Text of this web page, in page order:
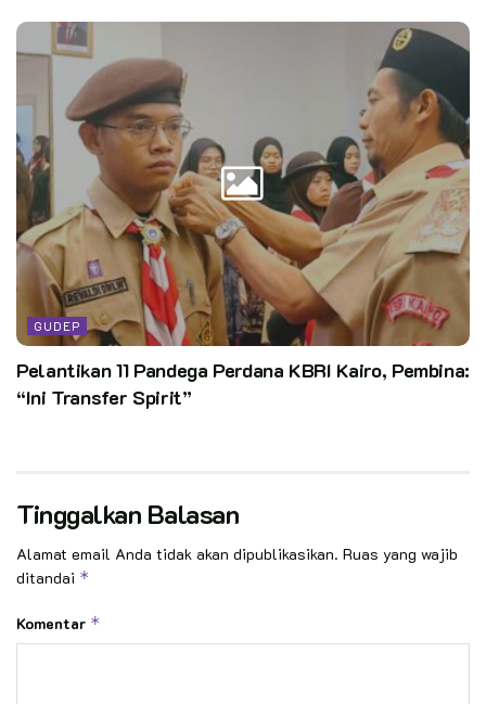
GUDEP
Pelantikan 11 Pandega Perdana KBRI Kairo, Pembina:
“Ini Transfer Spirit”
Tinggalkan Balasan
Alamat email Anda tidak akan dipublikasikan. Ruas yang wajib
ditandai *
Komentar *